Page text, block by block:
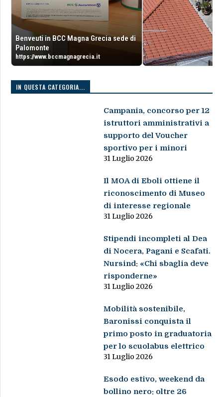
Benveuti in BCC Magna Grecia sede di
Palomonte
https://www.bccmagnagrecia.it
IN QUESTA CATEGORIA...
Campania, concorso per 12
istruttori amministrativi a
supporto del Voucher
sportivo per i minori
31 Luglio 2026
Il MOA di Eboli ottiene il
riconoscimento di Museo
di interesse regionale
31 Luglio 2026
Stipendi incompleti al Dea
di Nocera, Pagani e Scafati.
Nursind: «Chi sbaglia deve
risponderne»
31 Luglio 2026
Mobilità sostenibile,
Baronissi conquista il
primo posto in graduatoria
per lo scuolabus elettrico
31 Luglio 2026
Esodo estivo, weekend da
bollino nero: oltre 26